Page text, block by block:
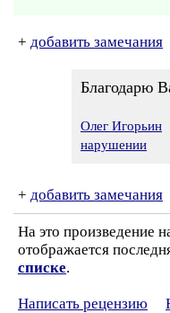
+ добавить замечания
Благодарю
Олег Игорьин
нарушении
+ добавить замечания
На это произведение
отображается
списке.
Написать рецензию